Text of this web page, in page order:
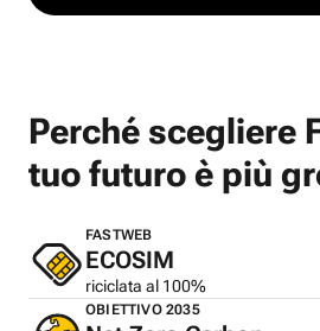
Perché scegliere
tuo futuro è più
FASTWEB
ECOSIM
riciclata al 100%
OBIETTIVO 2035